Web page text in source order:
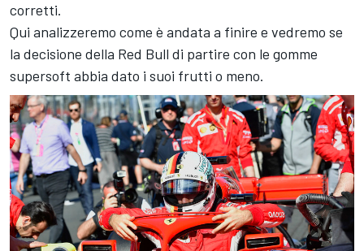
corretti.
Qui analizzeremo come è andata a finire e vedremo se
la decisione della Red Bull di partire con le gomme
supersoft abbia dato i suoi frutti o meno.